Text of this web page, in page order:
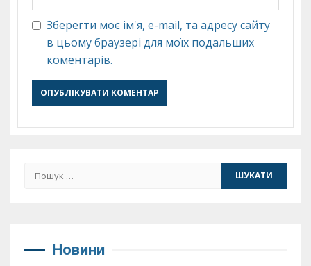
Зберегти моє ім'я, e-mail, та адресу сайту
в цьому браузері для моїх подальших
коментарів.
Пошук:
Новини